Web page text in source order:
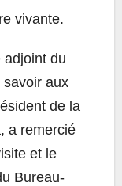
vivante.
adjoint du
savoir aux
de la
a remercié
et le
Bureau-